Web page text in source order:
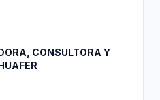
CONSULTORA Y